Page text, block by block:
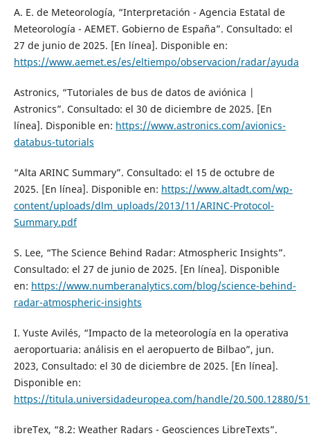
A. E. de Meteorología, “Interpretación - Agencia Estatal de
Meteorología - AEMET. Gobierno de España”. Consultado: el
27 de junio de 2025. [En línea]. Disponible en:
https://www.aemet.es/es/eltiempo/observacion/radar/ayuda
Astronics, “Tutoriales de bus de datos de aviónica |
Astronics”. Consultado: el 30 de diciembre de 2025. [En
línea]. Disponible en: https://www.astronics.com/avionics-
databus-tutorials
“Alta ARINC Summary”. Consultado: el 15 de octubre de
2025. [En línea]. Disponible en: https://www.altadt.com/wp-
content/uploads/dlm_uploads/2013/11/ARINC-Protocol-
Summary.pdf
S. Lee, “The Science Behind Radar: Atmospheric Insights”.
Consultado: el 27 de junio de 2025. [En línea]. Disponible
en: https://www.numberanalytics.com/blog/science-behind-
radar-atmospheric-insights
I. Yuste Avilés, “Impacto de la meteorología en la operativa
aeroportuaria: análisis en el aeropuerto de Bilbao”, jun.
2023, Consultado: el 30 de diciembre de 2025. [En línea].
Disponible en:
https://titula.universidadeuropea.com/handle/20.500.12880/
ibreTex, “8.2: Weather Radars - Geosciences LibreTexts”.